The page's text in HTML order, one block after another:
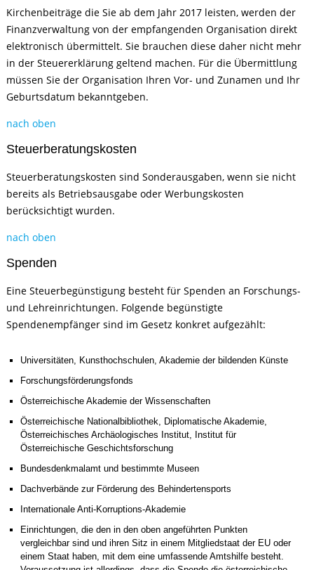
Kirchenbeiträge die Sie ab dem Jahr 2017 leisten, werden der
Finanzverwaltung von der empfangenden Organisation direkt
elektronisch übermittelt. Sie brauchen diese daher nicht mehr
in der Steuererklärung geltend machen. Für die Übermittlung
müssen Sie der Organisation Ihren Vor- und Zunamen und Ihr
Geburtsdatum bekanntgeben.
nach oben
Steuerberatungskosten
Steuerberatungskosten sind Sonderausgaben, wenn sie nicht
bereits als Betriebsausgabe oder Werbungskosten
berücksichtigt wurden.
nach oben
Spenden
Eine Steuerbegünstigung besteht für Spenden an Forschungs-
und Lehreinrichtungen. Folgende begünstigte
Spendenempfänger sind im Gesetz konkret aufgezählt:
Universitäten, Kunsthochschulen, Akademie der bildenden Künste
Forschungsförderungsfonds
Österreichische Akademie der Wissenschaften
Österreichische Nationalbibliothek, Diplomatische Akademie,
Österreichisches Archäologisches Institut, Institut für
Österreichische Geschichtsforschung
Bundesdenkmalamt und bestimmte Museen
Dachverbände zur Förderung des Behindertensports
Internationale Anti-Korruptions-Akademie
Einrichtungen, die den in den oben angeführten Punkten
vergleichbar sind und ihren Sitz in einem Mitgliedstaat der EU oder
einem Staat haben, mit dem eine umfassende Amtshilfe besteht.